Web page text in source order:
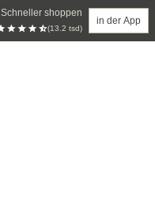
Schneller shoppen
(13.2 tsd)
in der App